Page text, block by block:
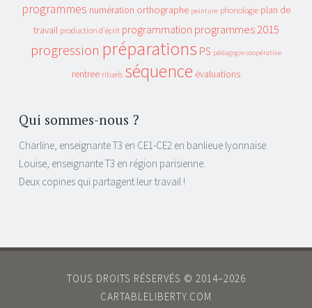
programmes numération orthographe peinture phonologie plan de
travail production d'écrit programmation programmes 2015
progression préparations PS pédagogie coopérative
rentree rituels séquence évaluations
Qui sommes-nous ?
Charline, enseignante T3 en CE1-CE2 en banlieue lyonnaise.
Louise, enseignante T3 en région parisienne.
Deux copines qui partagent leur travail !
TOUS DROITS RÉSERVÉS © 2014–2026
CARTABLELIBERTY.COM